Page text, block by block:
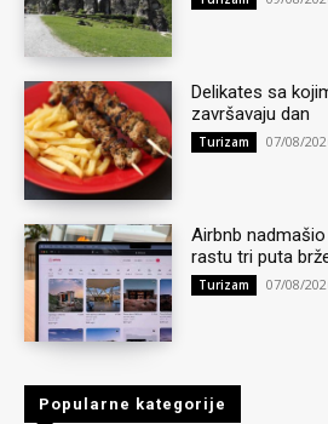
Delikates sa
završavaju dan
Turizam 07/08/
Airbnb
rastu tri puta
Turizam 07/08/
Popularne kategorije